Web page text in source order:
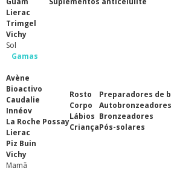
Lierac
Trimgel
Vichy
Sol
Gamas
Avène
Bioactivo
Caudalie
Innéov
La Roche Possay
Lierac
Piz Buin
Vichy
Rosto
Corpo
Lábios
Criança
Preparadores de
Autobronzeadores
Bronzeadores
Pós-solares
Mamã